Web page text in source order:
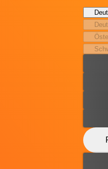
schnell zu einer
Teil einer neuen
staatlich kontrollierter
Rolls in der Sowjetunion